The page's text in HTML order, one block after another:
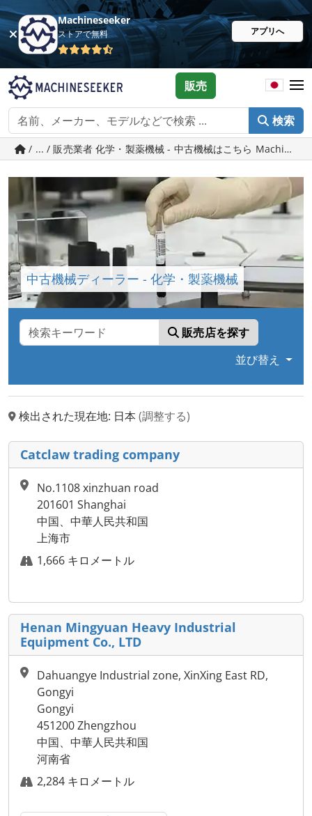
Machineseeker
ストアで無料 アプリへ
検索
販売
/ ... / 販売業者 化学・製薬機械 - 中古機械はこちら
中古機械ディーラー - 化学・製薬機械
販売店を探す
並び替え
検出された現在地: 日本 (調整する)
Catclaw trading company
No.1108 xinzhuan road
201601 Shanghai
中国、中華人民共和国
上海市
1,666 キロメートル
Henan Mingyuan Heavy Industrial
Equipment Co., LTD
Dahuangye Industrial zone, XinXing East RD,
Gongyi
Gongyi
451200 Zhengzhou
中国、中華人民共和国
河南省
2,284 キロメートル